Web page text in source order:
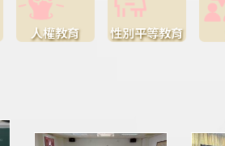
人權教育 性別平等教育